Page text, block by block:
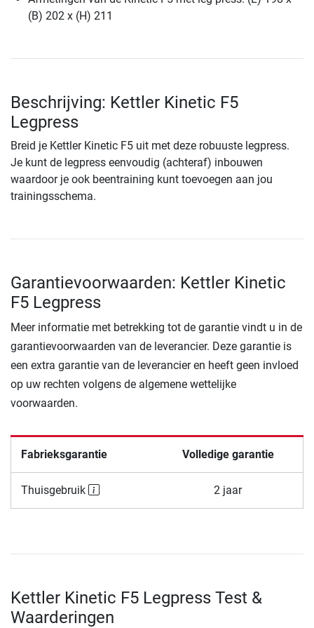
(B) 202 x (H) 211
Beschrijving: Kettler Kinetic F5
Legpress
Breid je Kettler Kinetic F5 uit met deze robuuste legpress.
Je kunt de legpress eenvoudig (achteraf) inbouwen
waardoor je ook beentraining kunt toevoegen aan jou
trainingsschema.
Garantievoorwaarden: Kettler Kinetic
F5 Legpress
Meer informatie met betrekking tot de garantie vindt u in de
garantievoorwaarden van de leverancier. Deze garantie is
een extra garantie van de leverancier en heeft geen invloed
op uw rechten volgens de algemene wettelijke
voorwaarden.
Fabrieksgarantie Volledige garantie
Thuisgebruik 2 jaar
Kettler Kinetic F5 Legpress Test &
Waarderingen